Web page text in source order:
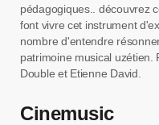
pédagogiques.. découvrez
font vivre cet instrument
nombre d'entendre
patrimoine musical
Double et Etienne David.
Cinemusic